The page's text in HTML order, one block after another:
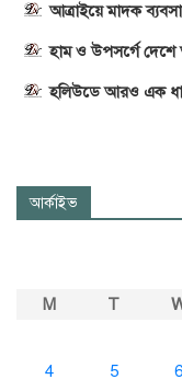
আত্রাইয়ে মাদক
হাম ও উপসর্গে
হলিউডে আরও এক
আর্কাইভ
M T
4
5 6